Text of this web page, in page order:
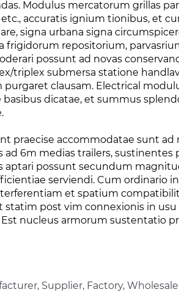
Modulus mercatorum grillas
accuratis ignium tionibus, et
signa urbana signa
repositorium,
possunt ad novas
triplex submersa statione
clausam. Electrical
dicatae, et summus
praecise accommodatae sunt
ad 6m medias trailers,
possunt secundum
serviendi. Cum ordinario
et spatium
post vim connexionis in usu
nucleus armorum sustentatio
Supplier, Factory, Wholesale